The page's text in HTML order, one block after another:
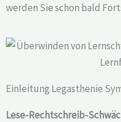
werden Sie schon bald
Einleitung Legasthenie
Lese-Rechtschreib-